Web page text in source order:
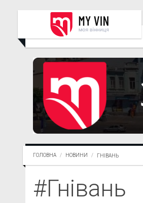
ГОЛОВНА НОВИНИ ГНІВАНЬ
#Гнівань